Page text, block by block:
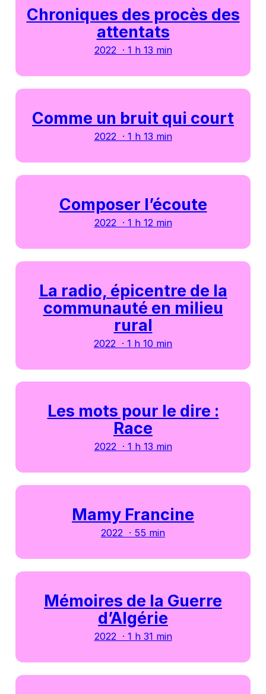
Chroniques des procès des
attentats
2022 · 1 h 13 min
Comme un bruit qui court
2022 · 1 h 13 min
Composer l’écoute
2022 · 1 h 12 min
La radio, épicentre de la
communauté en milieu
rural
2022 · 1 h 10 min
Les mots pour le dire :
Race
2022 · 1 h 13 min
Mamy Francine
2022 · 55 min
Mémoires de la Guerre
d’Algérie
2022 · 1 h 31 min